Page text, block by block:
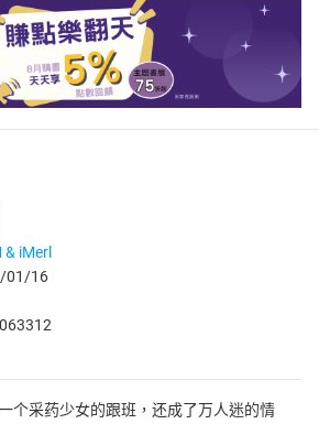
& iMerl
01/16
个采药少女的跟班，还成了万人迷的情